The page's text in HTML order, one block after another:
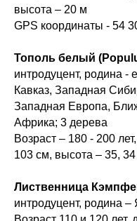
высота – 20 м
GPS координаты - 54
Тополь белый
интродуцент, родина -
Кавказ, Западная
Западная Европа,
Африка; 3 дерева
Возраст – 180 - 200
103 см, высота – 35,
Лиственница
интродуцент, родина